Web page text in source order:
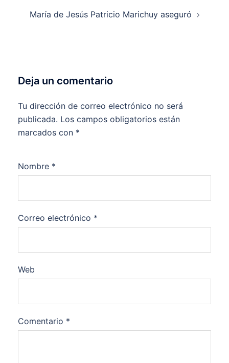
María de Jesús Patricio Marichuy aseguró
Deja un comentario
Tu dirección de correo electrónico no será
publicada. Los campos obligatorios están
marcados con *
Nombre *
Correo electrónico *
Web
Comentario *